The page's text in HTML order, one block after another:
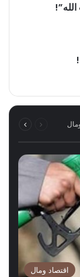
الصفحة
اقتصاد ومال